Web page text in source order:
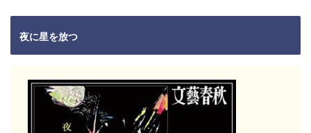
夜に星を放つ